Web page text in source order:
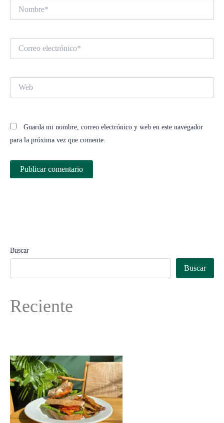
electrónico*
Guarda mi nombre, correo electrónico y web en este navegador
para la próxima vez que comente.
Buscar
Buscar
Reciente